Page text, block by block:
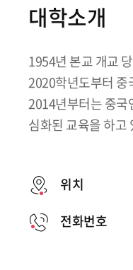
대학소개
1954년 본교 개교
2020학년도부터 중
2014년부터는 중국
심화된 교육을 하고
위치
전화번호